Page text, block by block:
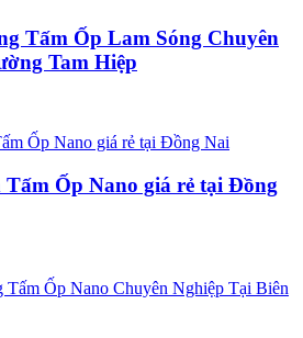
Tấm Ốp Lam Sóng Chuyên
Tam Hiệp
Tấm Ốp Nano giá rẻ tại Đồng